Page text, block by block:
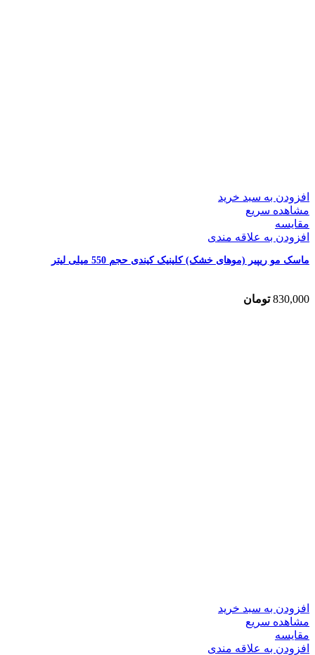
افزودن به سبد خرید
مشاهده سریع
مقایسه
افزودن به علاقه مندی
ماسک مو ریپیر (موهای خشک) کلینیک کیندی حجم 550 میلی لیتر
830,000 تومان
افزودن به سبد خرید
مشاهده سریع
مقایسه
افزودن به علاقه مندی